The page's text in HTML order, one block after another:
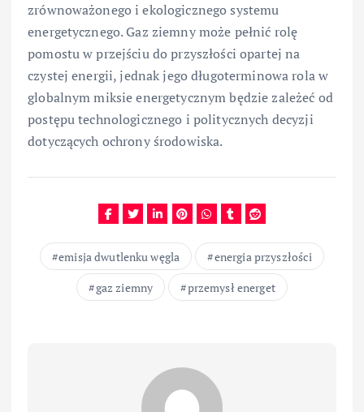
zrównoważonego i ekologicznego systemu
energetycznego. Gaz ziemny może pełnić rolę
pomostu w przejściu do przyszłości opartej na
czystej energii, jednak jego długoterminowa rola w
globalnym miksie energetycznym będzie zależeć od
postępu technologicznego i politycznych decyzji
dotyczących ochrony środowiska.
emisja dwutlenku węgla
energia przyszłości
gaz ziemny
przemysł energet